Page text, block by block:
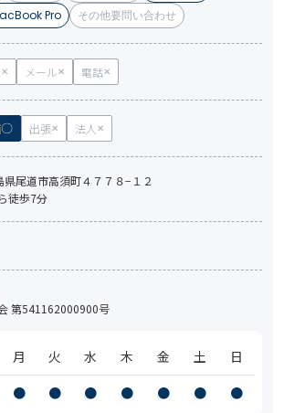
Pro その他要問い合わせ
メール 電話
出張 法人
尾道市高須町４７７８−１２
徒歩7分
第541162000900号
月 火 水 木 金 土
日
● ● ● ● ● ● ●